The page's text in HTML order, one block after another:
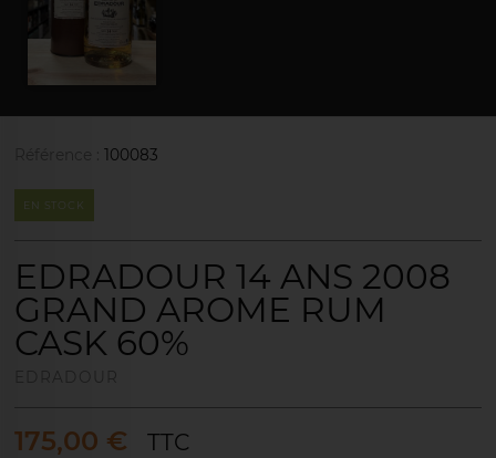
100083
EN STOCK
EDRADOUR 14 ANS 2008
GRAND AROME RUM
CASK 60%
175,00 € TTC